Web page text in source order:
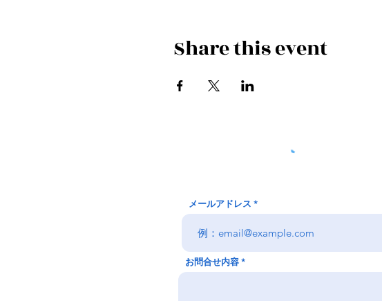
Share this event
メールアドレス
お問合せ内容